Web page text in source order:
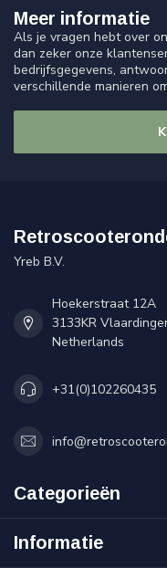
Meer informatie
Als je vragen hebt over
dan zeker onze
bedrijfsgegevens,
verschillende manieren
Yreb B.V.
Hoekerstraat 12A
3133KR
Netherlands
+31(0)102260435
Categorieën
Informatie